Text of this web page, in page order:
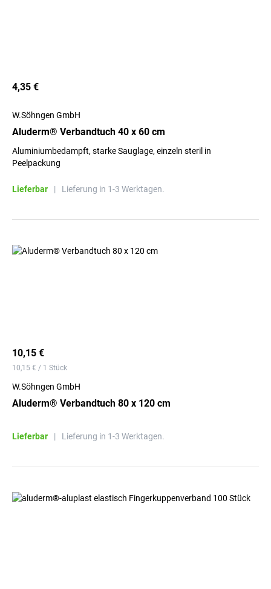
4,35 €
W.Söhngen GmbH
Aluderm® Verbandtuch 40 x 60 cm
Aluminiumbedampft, starke Sauglage, einzeln steril in
Peelpackung
Lieferbar | Lieferung in 1-3 Werktagen.
10,15 €
10,15 € / 1 Stück
W.Söhngen GmbH
Aluderm® Verbandtuch 80 x 120 cm
Lieferbar | Lieferung in 1-3 Werktagen.